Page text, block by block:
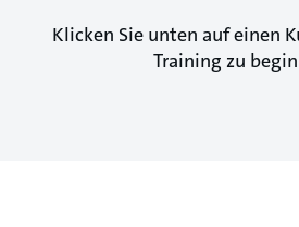
Klicken Sie unten auf einen
Training zu